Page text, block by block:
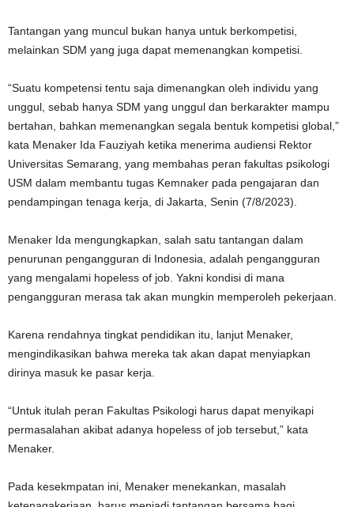
Tantangan yang muncul bukan hanya untuk berkompetisi,
melainkan SDM yang juga dapat memenangkan kompetisi.
“Suatu kompetensi tentu saja dimenangkan oleh individu yang
unggul, sebab hanya SDM yang unggul dan berkarakter mampu
bertahan, bahkan memenangkan segala bentuk kompetisi global,”
kata Menaker Ida Fauziyah ketika menerima audiensi Rektor
Universitas Semarang, yang membahas peran fakultas psikologi
USM dalam membantu tugas Kemnaker pada pengajaran dan
pendampingan tenaga kerja, di Jakarta, Senin (7/8/2023).
Menaker Ida mengungkapkan, salah satu tantangan dalam
penurunan pengangguran di Indonesia, adalah pengangguran
yang mengalami hopeless of job. Yakni kondisi di mana
pengangguran merasa tak akan mungkin memperoleh pekerjaan.
Karena rendahnya tingkat pendidikan itu, lanjut Menaker,
mengindikasikan bahwa mereka tak akan dapat menyiapkan
dirinya masuk ke pasar kerja.
“Untuk itulah peran Fakultas Psikologi harus dapat menyikapi
permasalahan akibat adanya hopeless of job tersebut,” kata
Menaker.
Pada kesekmpatan ini, Menaker menekankan, masalah